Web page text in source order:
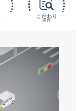
こだわり
条件